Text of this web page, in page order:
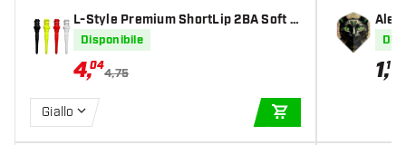
L-Style Premium ShortLip 2BA Soft T
ips
Disponibile
4,04
4,75
Giallo
1,10